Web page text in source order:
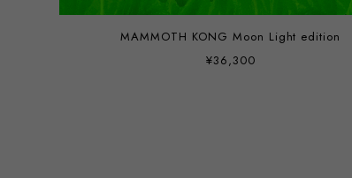
MAMMOTH KONG Moon Light edition
¥36,300